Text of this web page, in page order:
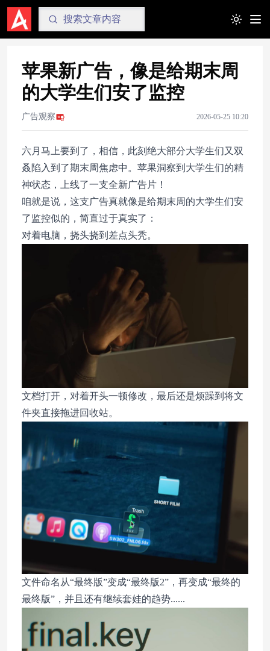
Toggle
苹果新广告，像是给期末周
的大学生们安了监控
广告观察 2026-05-25 10:20
六月马上要到了，相信，此刻绝大部分大学生们又双
叒陷入到了期末周焦虑中。苹果洞察到大学生们的精
神状态，上线了一支全新广告片！
咱就是说，这支广告真就像是给期末周的大学生们安
了监控似的，简直过于真实了：
对着电脑，挠头挠到差点头秃。
文档打开，对着开头一顿修改，最后还是烦躁到将文
件夹直接拖进回收站。
文件命名从“最终版”变成“最终版2”，再变成“最终的
最终版”，并且还有继续套娃的趋势......